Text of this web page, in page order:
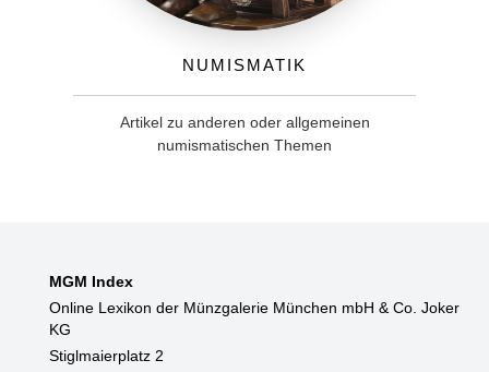
Numismatik
Artikel zu anderen oder allgemeinen
numismatischen Themen
MGM Index
Online Lexikon der Münzgalerie München mbH & Co. Joker
KG
Stiglmaierplatz 2